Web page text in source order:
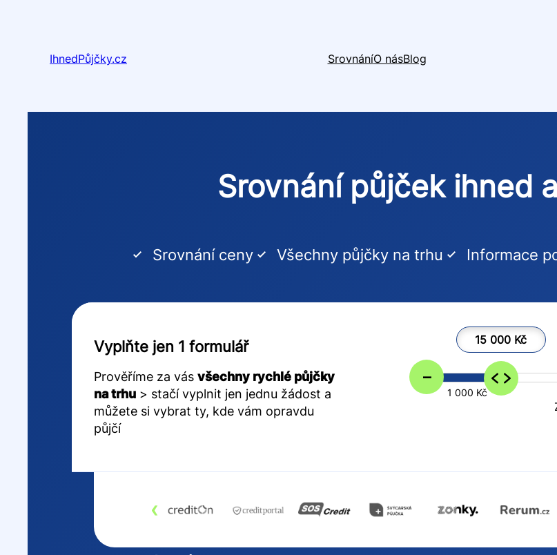
IhnedPůjčky.cz
SrovnáníO násBlog
Srovnání půjček ihned
Srovnání ceny Všechny půjčky na trhu Informace
Vyplňte jen 1 formulář
Prověříme za vás všechny rychlé půjčky
na trhu > stačí vyplnit jen jednu žádost a
můžete si vybrat ty, kde vám opravdu
půjčí
15 000 Kč
–
1 000 Kč
‹